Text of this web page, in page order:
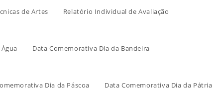
de Artes Relatório Individual de Avaliação
Data Comemorativa Dia da Bandeira
Dia da Páscoa Data Comemorativa Dia da Pátria